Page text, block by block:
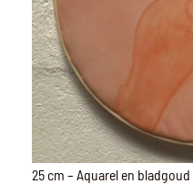
25 cm – Aquarel en